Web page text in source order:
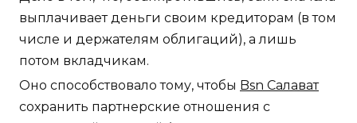
выплачивает деньги своим кредиторам (в том
числе и держателям облигаций), а лишь
потом вкладчикам.
Оно способствовало тому, чтобы Bsn Салават
сохранить партнерские отношения с